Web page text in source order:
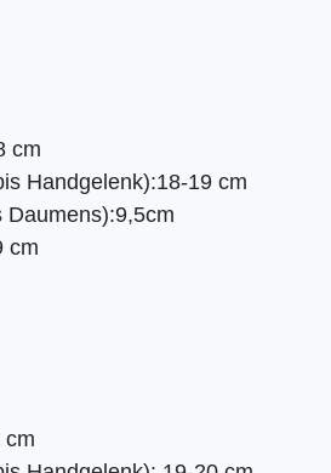
cm
Handgelenk):18-19 cm
Daumens):9,5cm
cm
cm